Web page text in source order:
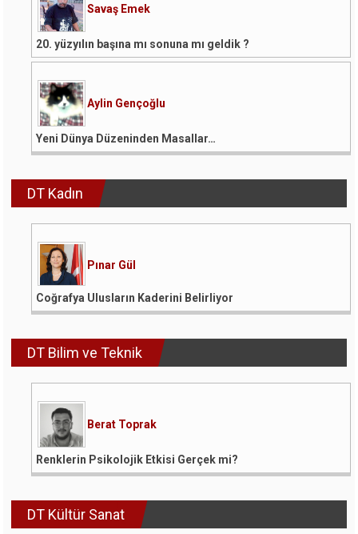
Savaş Emek
20. yüzyılın başına mı sonuna mı geldik ?
Aylin Gençoğlu
Yeni Dünya Düzeninden Masallar…
DT Kadın
Pınar Gül
Coğrafya Ulusların Kaderini Belirliyor
DT Bilim ve Teknik
Berat Toprak
Renklerin Psikolojik Etkisi Gerçek mi?
DT Kültür Sanat